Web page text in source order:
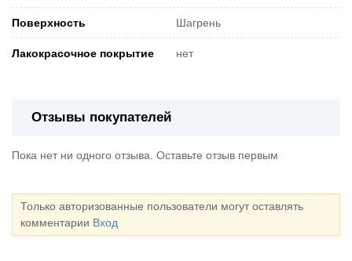
Поверхность Шагрень
Лакокрасочное покрытие нет
Отзывы покупателей
Пока нет ни одного отзыва. Оставьте отзыв первым
Только авторизованные пользователи могут оставлять
комментарии Вход